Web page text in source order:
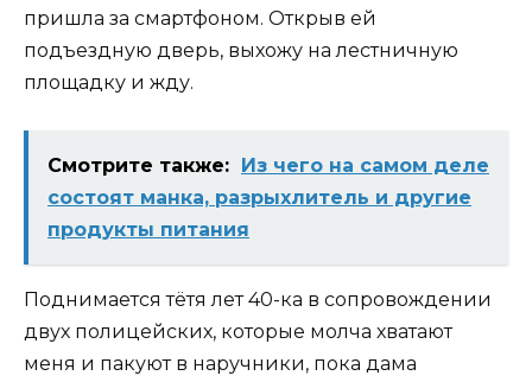
пришла за смартфоном. Открыв ей
подъездную дверь, выхожу на лестничную
площадку и жду.
Смотрите также: Из чего на самом деле
состоят манка, разрыхлитель и другие
продукты питания
Поднимается тётя лет 40-ка в сопровождении
двух полицейских, которые молча хватают
меня и пакуют в наручники, пока дама